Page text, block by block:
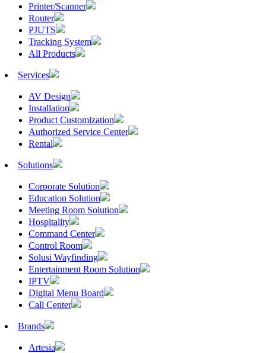
Printer/Scanner
Router
PJUTS
Tracking System
All Products
Services
AV Design
Installation
Product Customization
Authorized Service Center
Rental
Solutions
Corporate Solution
Education Solution
Meeting Room Solution
Hospitality
Command Center
Control Room
Solusi Wayfinding
Entertainment Room Solution
IPTV
Digital Menu Board
Call Center
Brands
Artesia